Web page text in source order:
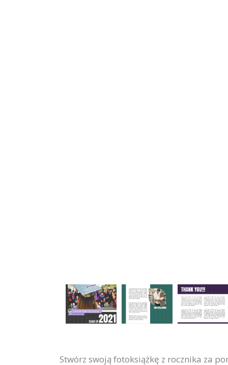
Stwórz swoją fotoksiążkę z rocznika za